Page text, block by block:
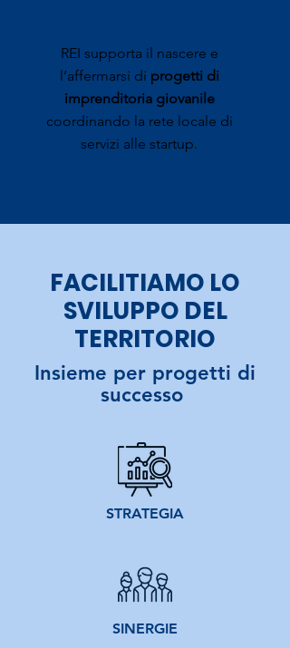
REI supporta il nascere e
l’affermarsi di progetti di
imprenditoria giovanile
coordinando la rete locale di
servizi alle startup.
FACILITIAMO LO
SVILUPPO DEL
TERRITORIO
Insieme per progetti di
successo
STRATEGIA
SINERGIE